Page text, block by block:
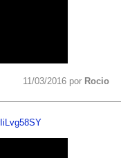
11/03/2016 por Rocio